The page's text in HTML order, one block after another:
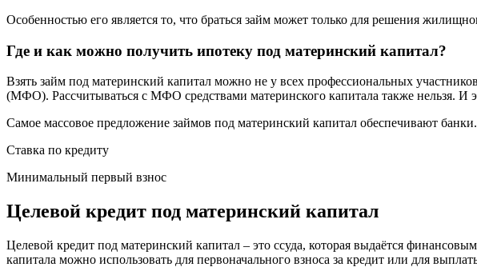
Особенностью его является то, что браться займ может только для решения
Где и как можно получить ипотеку под материнский капитал?
Взять займ под материнский капитал можно не у всех профессиональных
(МФО). Рассчитываться с МФО средствами материнского капитала также нельзя. И
Самое массовое предложение займов под материнский капитал обеспечивают
Ставка по кредиту
Минимальный первый взнос
Целевой кредит под материнский капитал
Целевой кредит под материнский капитал – это ссуда, которая выдаётся
капитала можно использовать для первоначального взноса за кредит или для